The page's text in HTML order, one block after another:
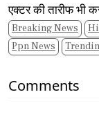
एक्टर की तारीफ भी
Breaking News
Ppn News
Comments